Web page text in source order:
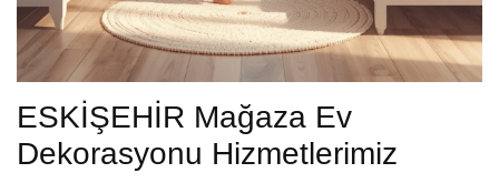
ESKİŞEHİR Mağaza Ev
Dekorasyonu Hizmetlerimiz